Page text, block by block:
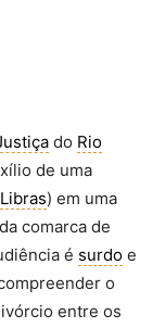
do Rio
de uma
Libras) em uma
da comarca de
é surdo e
o
entre os